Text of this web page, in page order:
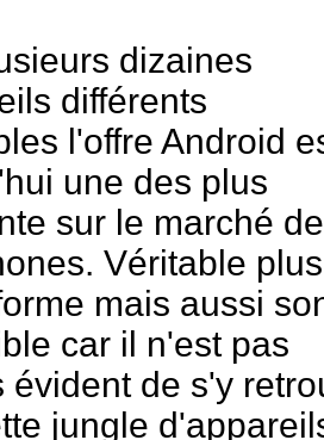
dizaines
différents
l'offre Android
une des plus
sur le marché
Véritable
mais aussi
car il n'est pas
évident de s'y
jungle